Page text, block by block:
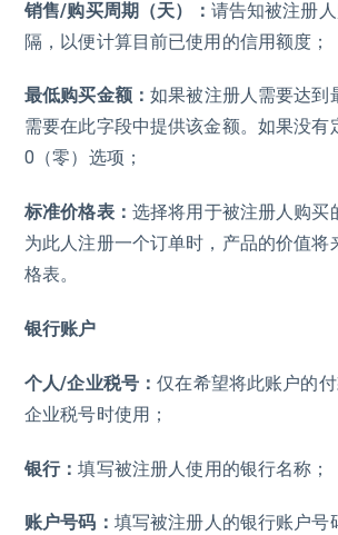
销售/购买周期（天）： 请告知被注册
隔，以便计算目前已使用的信用额度；
最低购买金额：如果被注册人需要达到
需要在此字段中提供该金额。如果没有
0（零）选项；
标准价格表： 选择将用于被注册人购买
为此人注册一个订单时，产品的价值将
格表。
银行账户
个人/企业税号：仅在希望将此账户的
企业税号时使用；
银行：填写被注册人使用的银行名称；
账户号码： 填写被注册人的银行账户号